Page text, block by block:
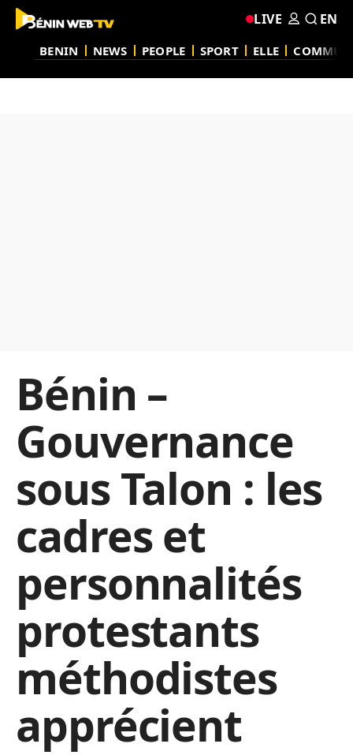
BENIN NEWS PEOPLE SPORT ELLE
LIVE EN
Bénin –
Gouvernance
sous Talon : les
cadres et
personnalités
protestants
méthodistes
apprécient